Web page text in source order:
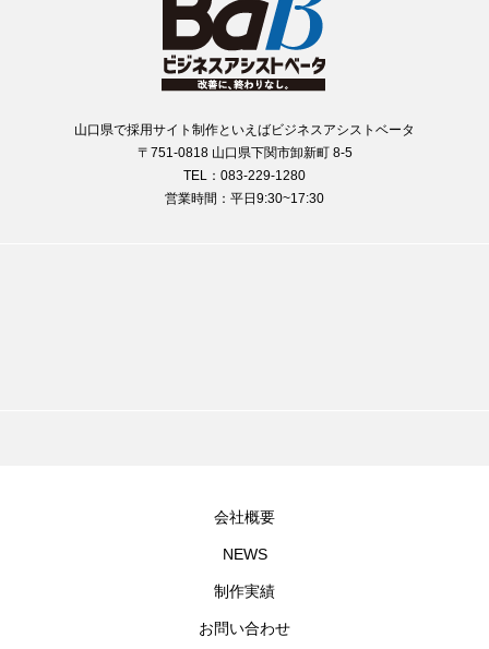
山口県で採用サイト制作といえばビジネスアシストベータ
〒751-0818 山口県下関市卸新町 8-5
TEL：083-229-1280
営業時間：平日9:30~17:30
会社概要
NEWS
制作実績
お問い合わせ